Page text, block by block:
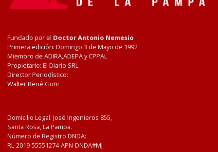
Fundado por el Doctor Antonio Nemesio
Primera edición: Domingo 3 de Mayo de 1992
Miembro de ADIRA,ADEPA y CPPAL
Propietario: El Diario SRL
Director Periodístico:
Walter René Goñi
Domicilio Legal: José Ingenieros 855,
Santa Rosa, La Pampa.
Número de Registro DNDA:
RL-2019-55551274-APN-DNDA#MJ